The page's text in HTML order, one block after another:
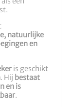
natuurlijke
en
is geschikt
. Hij bestaat
en is
.